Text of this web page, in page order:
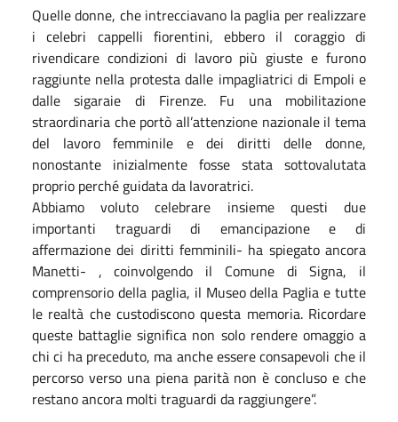
Quelle donne, che intrecciavano la paglia per realizzare
i celebri cappelli fiorentini, ebbero il coraggio di
rivendicare condizioni di lavoro più giuste e furono
raggiunte nella protesta dalle impagliatrici di Empoli e
dalle sigaraie di Firenze. Fu una mobilitazione
straordinaria che portò all’attenzione nazionale il tema
del lavoro femminile e dei diritti delle donne,
nonostante inizialmente fosse stata sottovalutata
proprio perché guidata da lavoratrici.
Abbiamo voluto celebrare insieme questi due
importanti traguardi di emancipazione e di
affermazione dei diritti femminili- ha spiegato ancora
Manetti- , coinvolgendo il Comune di Signa, il
comprensorio della paglia, il Museo della Paglia e tutte
le realtà che custodiscono questa memoria. Ricordare
queste battaglie significa non solo rendere omaggio a
chi ci ha preceduto, ma anche essere consapevoli che il
percorso verso una piena parità non è concluso e che
restano ancora molti traguardi da raggiungere”.